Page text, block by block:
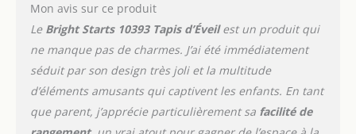
Mon avis sur ce produit
Le Bright Starts 10393 Tapis d’Éveilest un produit qui
ne manque pas de charmes. J’ai été immédiatement
séduit par son design très joli et la multitude
d’éléments amusants qui captivent les enfants. En tant
que parent, j’apprécie particulièrement sa facilité de